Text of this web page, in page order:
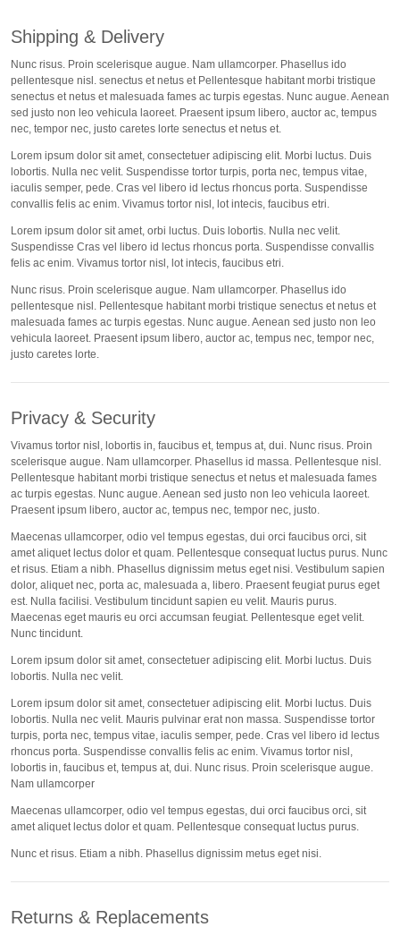
Shipping & Delivery
Nunc risus. Proin scelerisque augue. Nam ullamcorper. Phasellus ido
pellentesque nisl. senectus et netus et Pellentesque habitant morbi tristique
senectus et netus et malesuada fames ac turpis egestas. Nunc augue. Aenean
sed justo non leo vehicula laoreet. Praesent ipsum libero, auctor ac, tempus
nec, tempor nec, justo caretes lorte senectus et netus et.
Lorem ipsum dolor sit amet, consectetuer adipiscing elit. Morbi luctus. Duis
lobortis. Nulla nec velit. Suspendisse tortor turpis, porta nec, tempus vitae,
iaculis semper, pede. Cras vel libero id lectus rhoncus porta. Suspendisse
convallis felis ac enim. Vivamus tortor nisl, lot intecis, faucibus etri.
Lorem ipsum dolor sit amet, orbi luctus. Duis lobortis. Nulla nec velit.
Suspendisse Cras vel libero id lectus rhoncus porta. Suspendisse convallis
felis ac enim. Vivamus tortor nisl, lot intecis, faucibus etri.
Nunc risus. Proin scelerisque augue. Nam ullamcorper. Phasellus ido
pellentesque nisl. Pellentesque habitant morbi tristique senectus et netus et
malesuada fames ac turpis egestas. Nunc augue. Aenean sed justo non leo
vehicula laoreet. Praesent ipsum libero, auctor ac, tempus nec, tempor nec,
justo caretes lorte.
Privacy & Security
Vivamus tortor nisl, lobortis in, faucibus et, tempus at, dui. Nunc risus. Proin
scelerisque augue. Nam ullamcorper. Phasellus id massa. Pellentesque nisl.
Pellentesque habitant morbi tristique senectus et netus et malesuada fames
ac turpis egestas. Nunc augue. Aenean sed justo non leo vehicula laoreet.
Praesent ipsum libero, auctor ac, tempus nec, tempor nec, justo.
Maecenas ullamcorper, odio vel tempus egestas, dui orci faucibus orci, sit
amet aliquet lectus dolor et quam. Pellentesque consequat luctus purus. Nunc
et risus. Etiam a nibh. Phasellus dignissim metus eget nisi. Vestibulum sapien
dolor, aliquet nec, porta ac, malesuada a, libero. Praesent feugiat purus eget
est. Nulla facilisi. Vestibulum tincidunt sapien eu velit. Mauris purus.
Maecenas eget mauris eu orci accumsan feugiat. Pellentesque eget velit.
Nunc tincidunt.
Lorem ipsum dolor sit amet, consectetuer adipiscing elit. Morbi luctus. Duis
lobortis. Nulla nec velit.
Lorem ipsum dolor sit amet, consectetuer adipiscing elit. Morbi luctus. Duis
lobortis. Nulla nec velit. Mauris pulvinar erat non massa. Suspendisse tortor
turpis, porta nec, tempus vitae, iaculis semper, pede. Cras vel libero id lectus
rhoncus porta. Suspendisse convallis felis ac enim. Vivamus tortor nisl,
lobortis in, faucibus et, tempus at, dui. Nunc risus. Proin scelerisque augue.
Nam ullamcorper
Maecenas ullamcorper, odio vel tempus egestas, dui orci faucibus orci, sit
amet aliquet lectus dolor et quam. Pellentesque consequat luctus purus.
Nunc et risus. Etiam a nibh. Phasellus dignissim metus eget nisi.
Returns & Replacements